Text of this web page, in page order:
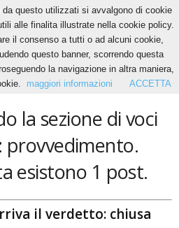
la sezione di voci
provvedimento.
esistono 1 post.
il verdetto: chiusa
questo utilizzati si avvalgono di cookie
alle finalita illustrate nella cookie policy.
il consenso a tutti o ad alcuni cookie,
questo banner, scorrendo questa
la navigazione in altra maniera,
maggiori informazioni ACCETTA